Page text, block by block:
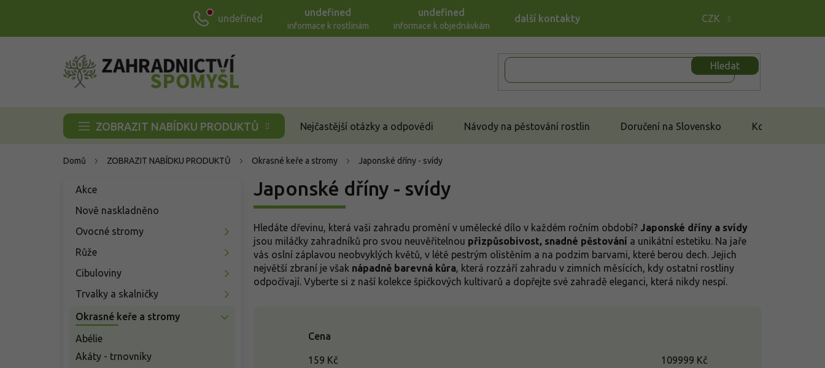
CZK
undefined
undefined
informace k rostlinám
undefined
informace k objednávkám
další kontakty
Hledat
ZOBRAZIT NABÍDKU PRODUKTŮ Nejčastější otázky a odpovědi Návody na pěstování rostlin Doručení na Slovensko Kontakt
Domů ZOBRAZIT NABÍDKU PRODUKTŮ Okrasné keře a stromy Japonské dříny - svídy
Přeskočit
Akce
Nově naskladněno
Ovocné stromy
Růže
Cibuloviny
Trvalky a skalničky
Okrasné keře a stromy
Abélie
Akáty - trnovníky
Japonské dříny - svídy
Hledáte dřevinu, která vaši zahradu promění v umělecké dílo v každém ročním období? Japonské dříny a svídy
jsou miláčky zahradníků pro svou neuvěřitelnou přizpůsobivost, snadné pěstování a unikátní estetiku. Na jaře
vás oslní záplavou neobvyklých květů, v létě pestrým olistěním a na podzim barvami, které berou dech. Jejich
největší zbraní je však nápadně barevná kůra, která rozzáří zahradu v zimních měsících, kdy ostatní rostliny
odpočívají. Vyberte si z naší kolekce špičkových kultivarů a dopřejte své zahradě eleganci, která nikdy nespí.
Cena
159 Kč 109999 Kč